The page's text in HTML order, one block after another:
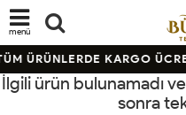
menü
ÜRÜNLERDE KARGO
İlgili ürün bulunamadı
sonra